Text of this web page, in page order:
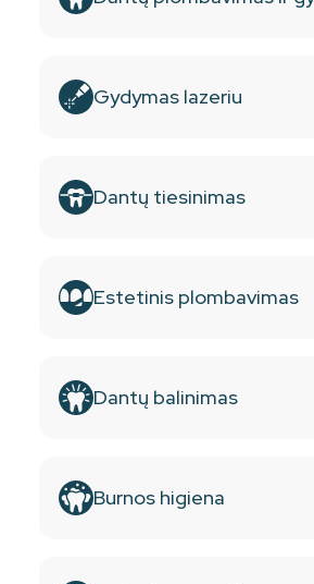
Gydymas lazeriu
Dantų tiesinimas
Estetinis plombavimas
Dantų balinimas
Burnos higiena